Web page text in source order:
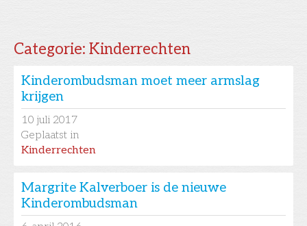
Categorie: Kinderrechten
Kinderombudsman moet meer armslag
krijgen
10 juli 2017
Geplaatst in
Kinderrechten
Margrite Kalverboer is de nieuwe
Kinderombudsman